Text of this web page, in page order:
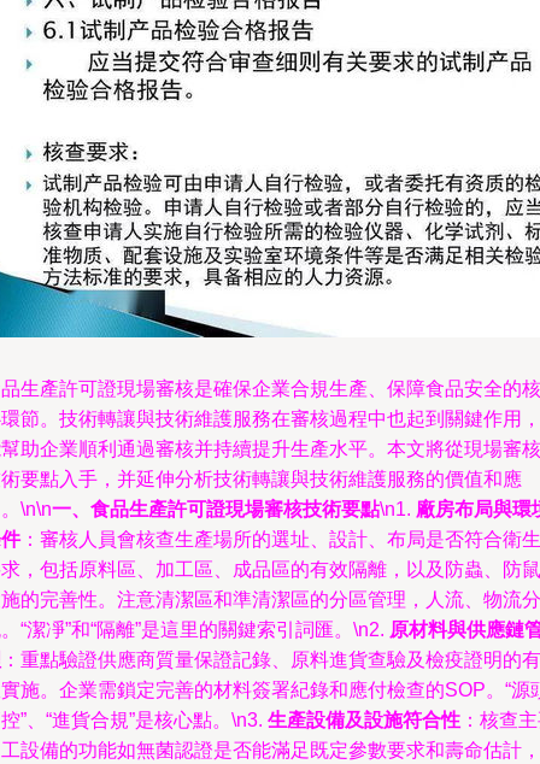
生產許可證現場審核是確保企業合規生產、保障食品安全的核
節。技術轉讓與技術維護服務在審核過程中也起到關鍵作用，
助企業順利通過審核并持續提升生產水平。本文將從現場審核
要點入手，并延伸分析技術轉讓與技術維護服務的價值和應
\n\n一、食品生產許可證現場審核技術要點\n1. 廠房布局與環
：審核人員會核查生產場所的選址、設計、布局是否符合衛生
，包括原料區、加工區、成品區的有效隔離，以及防蟲、防鼠
的完善性。注意清潔區和準清潔區的分區管理，人流、物流分
“潔凈”和“隔離”是這里的關鍵索引詞匯。\n2. 原材料與供應鏈
：重點驗證供應商質量保證記錄、原料進貨查驗及檢疫證明的有
施。企業需鎖定完善的材料簽署紀錄和應付檢查的SOP。“源
”、“進貨合規”是核心點。\n3. 生產設備及設施符合性 ：核查
設備的功能如無菌認證是否能滿足既定參數要求和壽命估計，